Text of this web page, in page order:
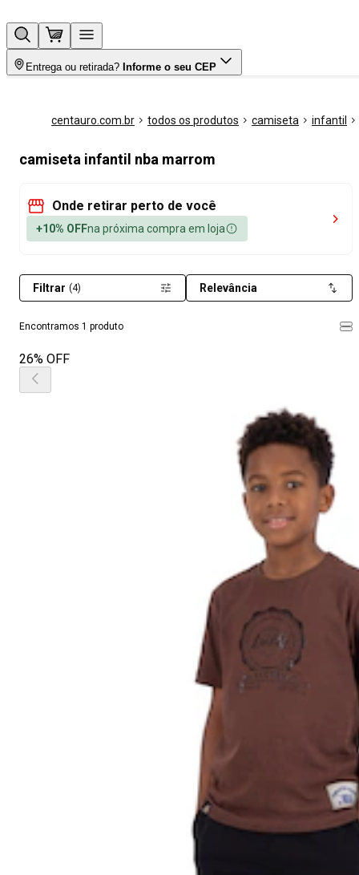
Entrega ou retirada? Informe o seu CEP
centauro.com.br todos os produtos camiseta infantil
camiseta infantil nba marrom
Onde retirar perto de você
+10% OFFna próxima compra em loja
Encontramos 1 produto
Filtrar (4) Relevância
26% OFF